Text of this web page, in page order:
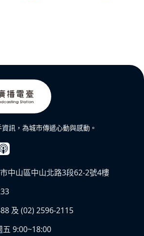
訊，為城市傳遞心動與感動。
中山區中山北路3段62-2號4樓
及 (02) 2596-2115
五 9:00~18:00